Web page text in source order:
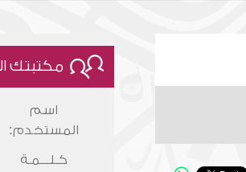
مكتبتك
اسم
المستخدم:
كـلـــمـة